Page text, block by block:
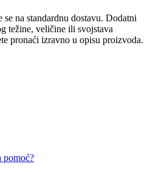
na standardnu ​​dostavu. Dodatni
težine, veličine ili svojstava
pronaći izravno u opisu proizvoda.
pomoć?